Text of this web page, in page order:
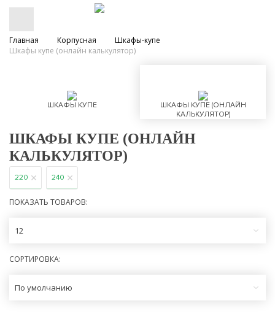
Главная Корпусная
Шкафы-купе
Шкафы купе (онлайн калькулятор)
ШКАФЫ КУПЕ
ШКАФЫ КУПЕ (ОНЛАЙН
КАЛЬКУЛЯТОР)
ШКАФЫ КУПЕ (ОНЛАЙН
КАЛЬКУЛЯТОР)
220 240
ПОКАЗАТЬ ТОВАРОВ:
12
СОРТИРОВКА:
По умолчанию